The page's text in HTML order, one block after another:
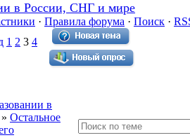
в России, СНГ и мире
· Правила форума · Поиск ·
1 2 3 4
в
» Остальное